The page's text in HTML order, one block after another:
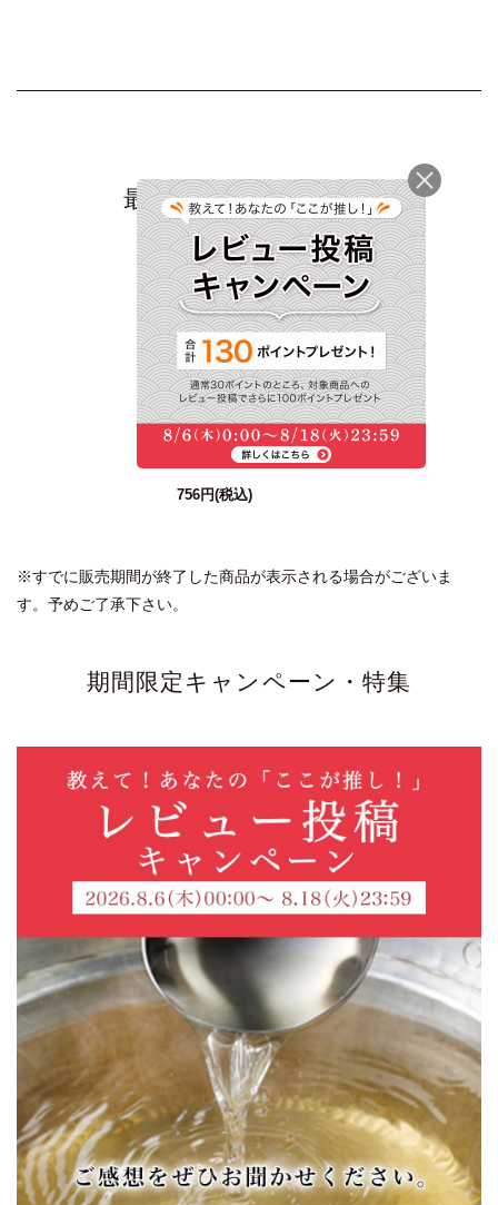
最近チェックした商品
本枯鰹節だし入り ぽ
ん酢＜常温・O＞
756円(税込)
※すでに販売期間が終了した商品が表示される場合がございま
す。予めご了承下さい。
期間限定キャンペーン・特集